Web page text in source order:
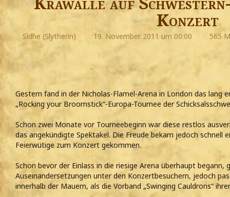
Konzert
Sidhe (Slytherin) 19. November 2011 um 00:00 565
Gestern fand in der Nicholas-Flamel-Arena in London das lang
„Rocking your Broomstick“-Europa-Tournee der
Schon zwei Monate vor Tourneebeginn war diese restlos
das angekündigte Spektakel. Die Freude bekam jedoch schnell
Feierwütige zum Konzert gekommen.
Schon bevor der Einlass in die riesige Arena überhaupt begann,
Auseinandersetzungen unter den Konzertbesuchern, jedoch
innerhalb der Mauern, als die Vorband „Swinging Cauldrons“